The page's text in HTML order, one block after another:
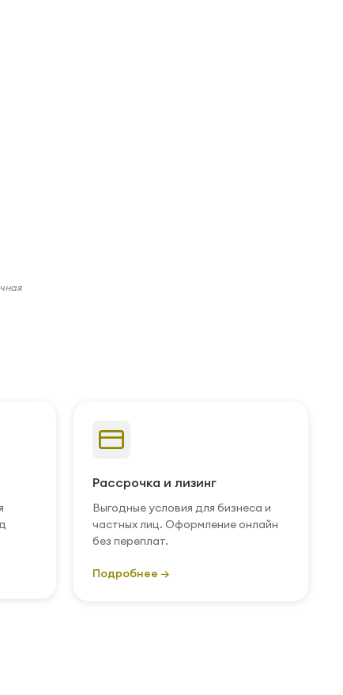
Рассрочка и лизинг
Выгодные условия для бизнеса и
частных лиц. Оформление онлайн
без переплат.
Подробнее →